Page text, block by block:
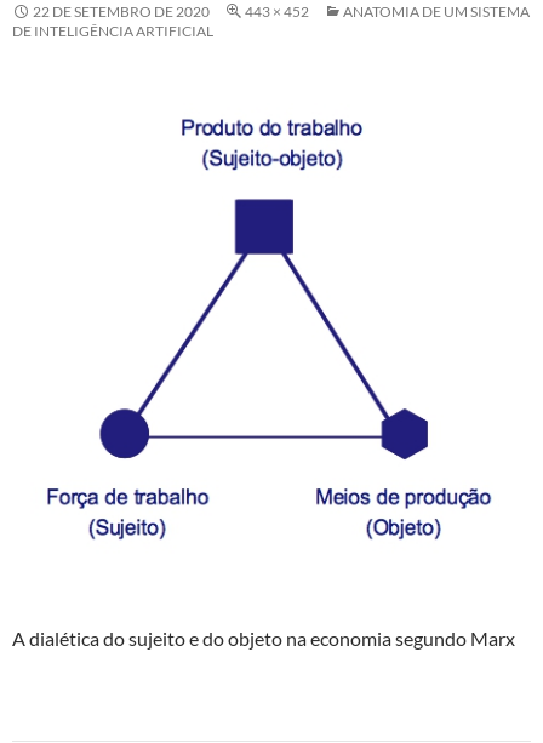
22 DE SETEMBRO DE 2020 443 × 452
ANATOMIA DE UM SISTEMA
DE INTELIGÊNCIA ARTIFICIAL
A dialética do sujeito e do objeto na economia segundo Marx